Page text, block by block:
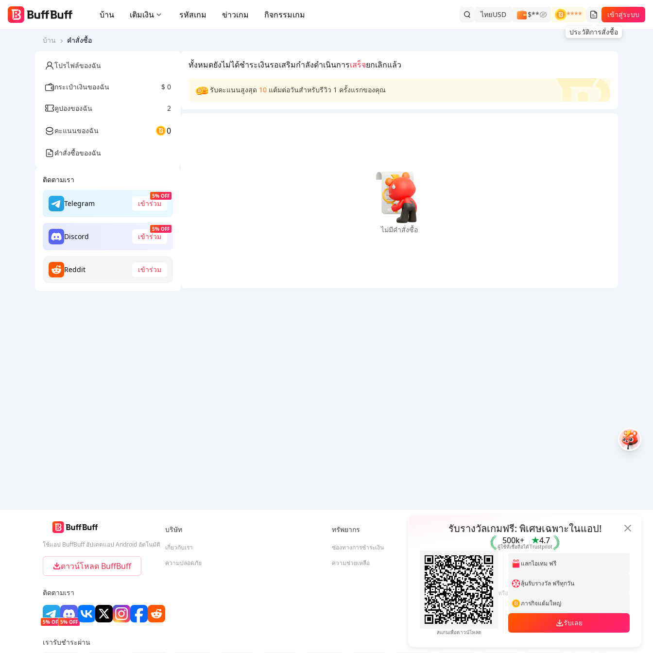
บ้าน เติมเงิน รหัสเกม ข่าวเกม กิจกรรมเกม ไทยUSD $**
****
ประวัติการสั่งซื้อ
เข้าสู่ระบบ
บ้าน คำสั่งซื้อ
โปรไฟล์ของฉัน
กระเป๋าเงินของฉัน $ 0
คูปองของฉัน 2
คะแนนของฉัน 0
คำสั่งซื้อของฉัน
ติดตามเรา
Telegram
5% OFF
เข้าร่วม
Discord
5% OFF
เข้าร่วม
Reddit เข้าร่วม
ทั้งหมดยังไม่ได้ชำระเงินรอเสริมกำลังดำเนินการเสร็จยกเลิกแล้ว
รับคะแนนสูงสุด 10 แต้มต่อวันสำหรับรีวิว 1 ครั้งแรกของคุณ
ไม่มีคำสั่งซื้อ
รับรางวัลเกมฟรี: พิเศษเฉพาะในแอป!
500k+
ผู้ใช้ที่เชื่อถือได้
4.7
Trustpilot
สแกนเพื่อดาวน์โหลด
หรือ
แลกไอเทม ฟรี
ลุ้นรับรางวัล ฟรีทุกวัน
ภารกิจแต้มใหญ่
รับเลย
ใช้แอป BuffBuff อัปเดตแอป Android อัตโนมัติ
ดาวน์โหลด BuffBuff
ติดตามเรา
5% OFF 5% OFF
บริษัท
เกี่ยวกับเรา
ความปลอดภัย
ทรัพยากร
ช่องทางการชำระเงิน
ความช่วยเหลือ
Hot Selling
Arena Breakout: Infinite (PC Verison)
Buy PUBG Mobile UC
Honkai: Star Rail HSR Top Up
Genshin Impact Top Up
Zenless Zone Zero Top Up
เรารับชำระผ่าน